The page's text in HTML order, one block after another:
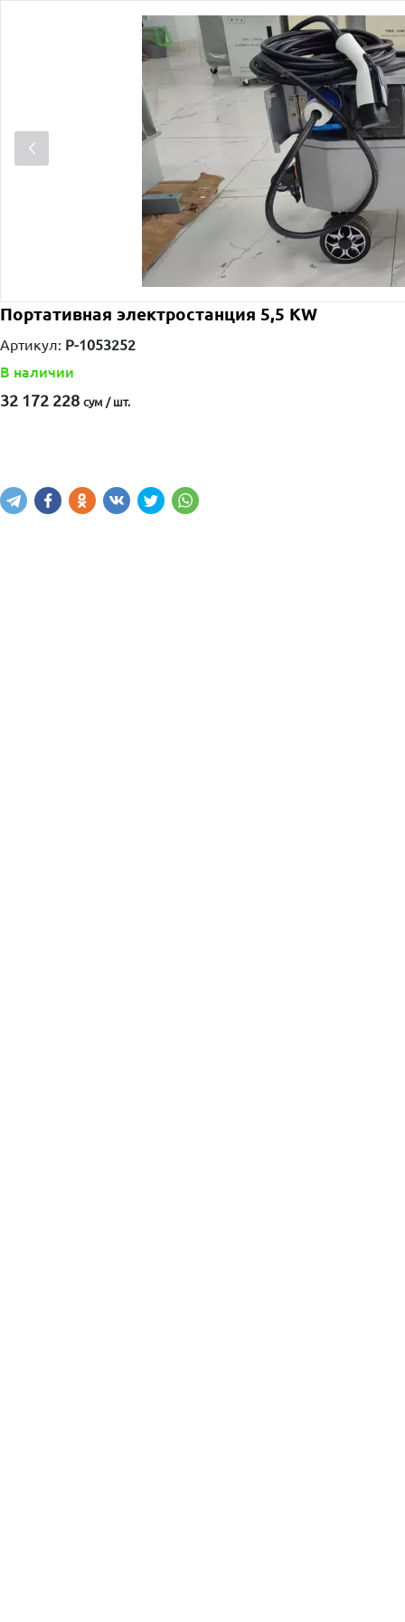
Портативная электростанция 5,5 KW
Артикул: P-1053252
В наличии
32 172 228 сум / шт.